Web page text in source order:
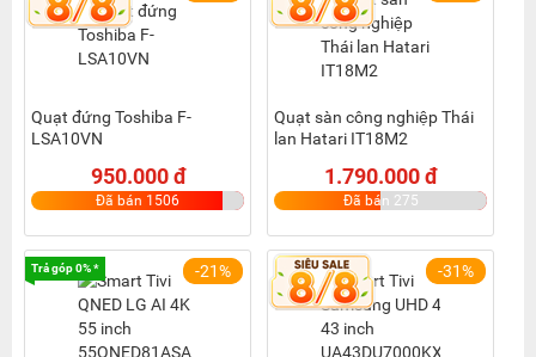
Quạt đứng Toshiba F-
LSA10VN
950.000 đ
Đã bán 1506
Quạt sàn công nghiệp Thái
lan Hatari IT18M2
1.790.000 đ
Đã bán 275
Trả góp 0% * -21% -31%